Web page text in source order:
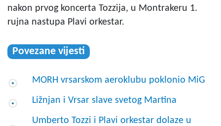
nakon prvog koncerta Tozzija, u Montrakeru 1.
rujna nastupa Plavi orkestar.
Povezane vijesti
MORH vrsarskom aeroklubu poklonio MiG
Ližnjan i Vrsar slave svetog Martina
Umberto Tozzi i Plavi orkestar dolaze u